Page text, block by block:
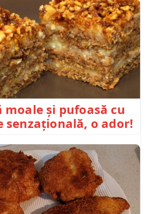
și pufoasă cu
senzațională, o ador!